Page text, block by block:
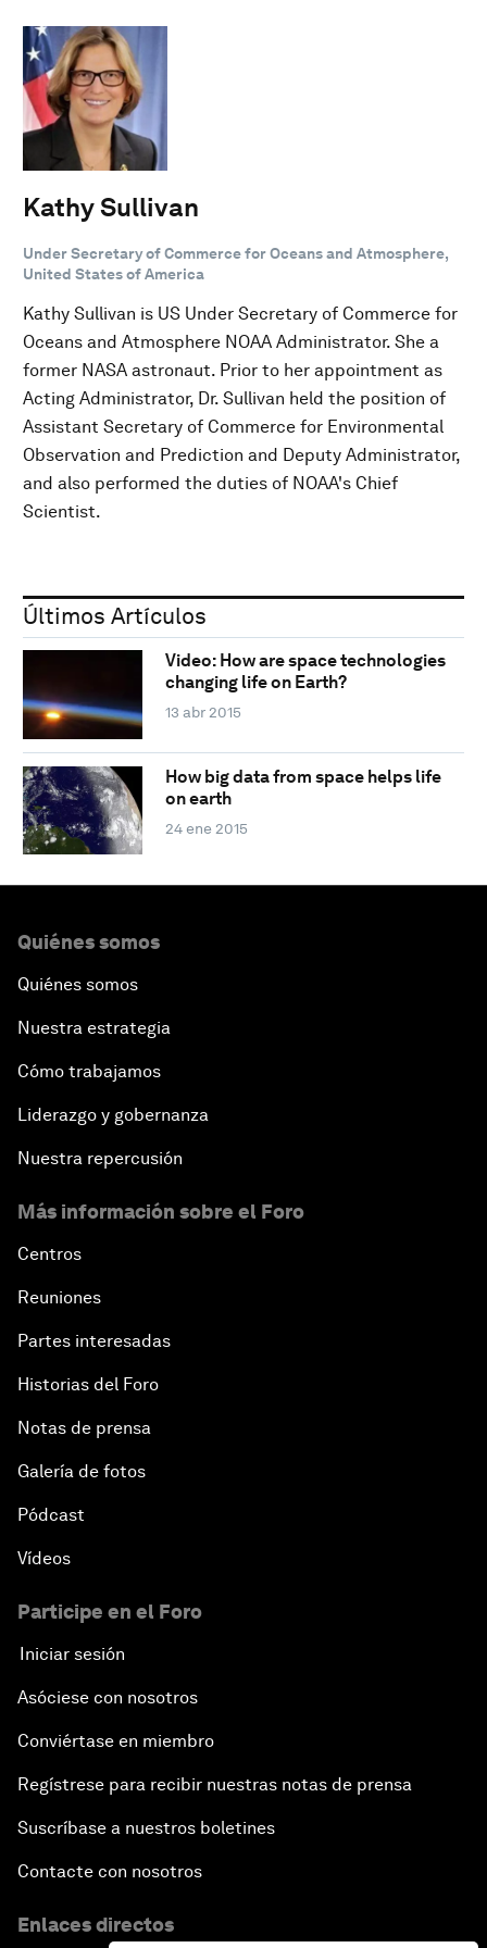
Kathy Sullivan
Under Secretary of Commerce for Oceans and Atmosphere,
United States of America
Kathy Sullivan is US Under Secretary of Commerce for
Oceans and Atmosphere NOAA Administrator. She a
former NASA astronaut. Prior to her appointment as
Acting Administrator, Dr. Sullivan held the position of
Assistant Secretary of Commerce for Environmental
Observation and Prediction and Deputy Administrator,
and also performed the duties of NOAA's Chief
Scientist.
Últimos Artículos
Video: How are space technologies
changing life on Earth?
13 abr 2015
How big data from space helps life
on earth
24 ene 2015
Quiénes somos
Quiénes somos
Nuestra estrategia
Cómo trabajamos
Liderazgo y gobernanza
Nuestra repercusión
Más información sobre el Foro
Centros
Reuniones
Partes interesadas
Historias del Foro
Notas de prensa
Galería de fotos
Pódcast
Vídeos
Participe en el Foro
Iniciar sesión
Asóciese con nosotros
Conviértase en miembro
Regístrese para recibir nuestras notas de prensa
Suscríbase a nuestros boletines
Contacte con nosotros
Enlaces directos